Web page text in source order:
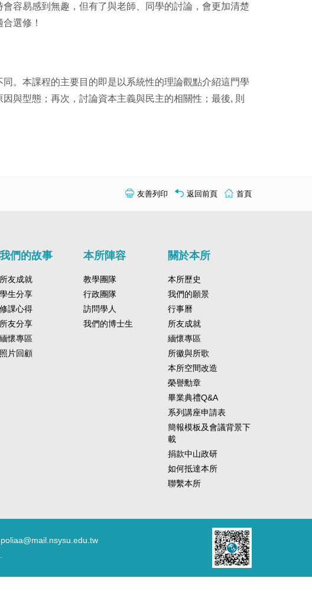
容易感到無趣，但有了與老師、同學的討論，會更加清楚
選修！
。本課程的主要目的即是以系統性的理論觀點介紹這門學
與型態；再次，討論資本主義與民主的相關性；最後, 則
友善列印 返回前頁 首頁
我們的故事
所友成就
學生分享
修課心得
所友分享
緬懷專區
照片回顧
本所陣容
教學團隊
行政團隊
訪問學人
我們的博士生
關於本所
本所歷史
我們的願景
行事曆
所友成就
緬懷專區
所徽與所歌
本所空間改造
榮譽勳章
畢業典禮Q&A
系列講座申請表
簡報模板及會議背景下
載
捐款中山政研
如何抵達本所
聯繫本所